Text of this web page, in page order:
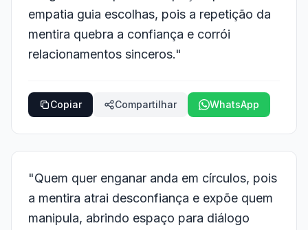
empatia guia escolhas, pois a repetição da
mentira quebra a confiança e corrói
relacionamentos sinceros."
Copiar Compartilhar WhatsApp
"Quem quer enganar anda em círculos, pois
a mentira atrai desconfiança e expõe quem
manipula, abrindo espaço para diálogo